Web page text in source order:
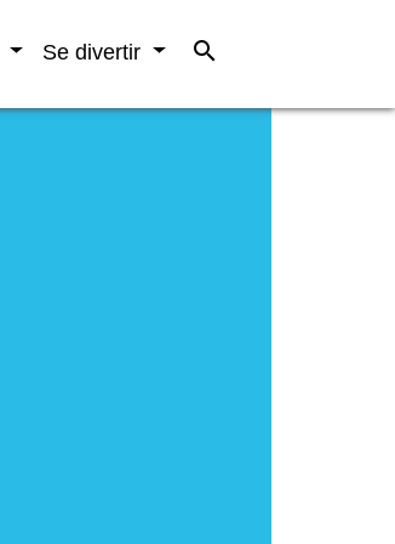
Se divertir search